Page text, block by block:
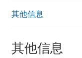
其他信息
其他信息